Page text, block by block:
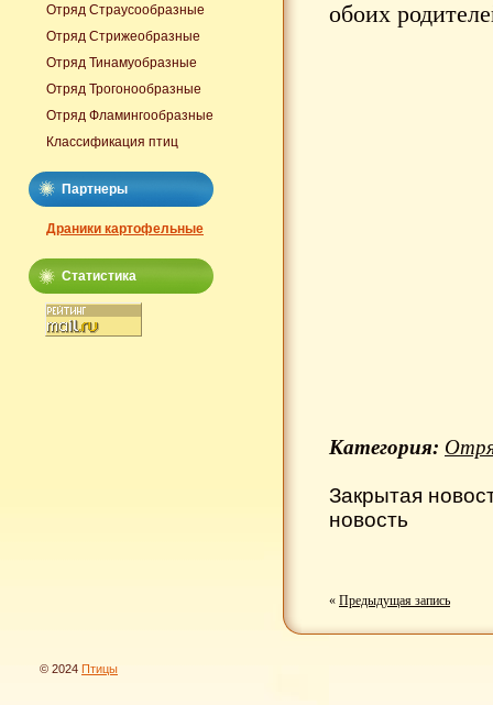
обоих
Категория:
Закрытая
новость
« Предыдущая запись
Отряд Страусообразные
Отряд Стрижеобразные
Отряд Тинамуобразные
Отряд Трогонообразные
Отряд Фламингообразные
Классификация птиц
Партнеры
Драники картофельные
Статистика
© 2024 Птицы